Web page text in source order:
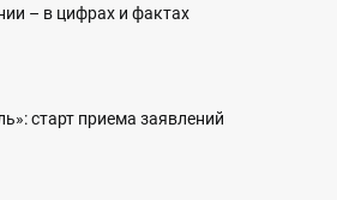
– в цифрах и фактах
старт приема заявлений